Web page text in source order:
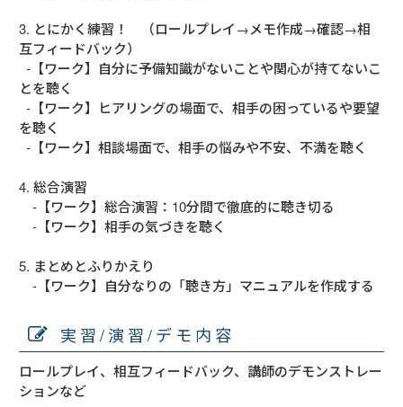
3. とにかく練習！　（ロールプレイ→メモ作成→確認→相
互フィードバック）
  ‐【ワーク】自分に予備知識がないことや関心が持てないこ
とを聴く
  ‐【ワーク】ヒアリングの場面で、相手の困っているや要望
を聴く
  -【ワーク】相談場面で、相手の悩みや不安、不満を聴く
4. 総合演習
‐【ワーク】総合演習：10分間で徹底的に聴き切る
‐【ワーク】相手の気づきを聴く
5. まとめとふりかえり
‐【ワーク】自分なりの「聴き方」マニュアルを作成する
実習/演習/デモ内容
ロールプレイ、相互フィードバック、講師のデモンストレー
ションなど